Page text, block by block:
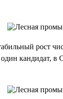
рост
кандидат,